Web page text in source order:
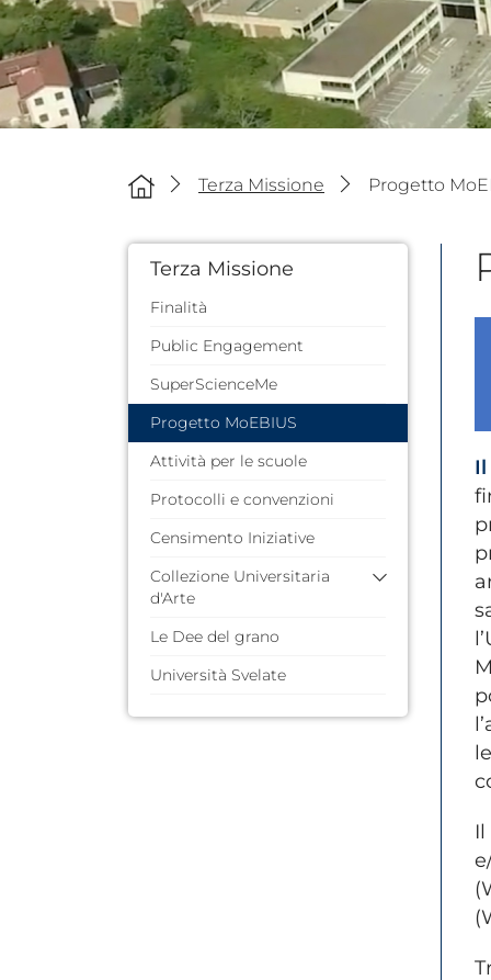
Terza Missione Progetto
Terza Missione
Finalità
Public Engagement
SuperScienceMe
Progetto MoEBIUS
Attività per le scuole
Protocolli e convenzioni
Censimento Iniziative
Collezione Universitaria
d'Arte
Storia
Artisti
Polo del Francioso
Le Dee del grano
Università Svelate